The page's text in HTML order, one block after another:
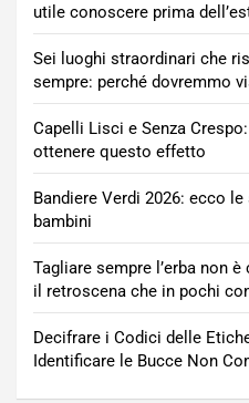
utile conoscere prima
Sei luoghi straordinari che
sempre: perché dovremmo
Capelli Lisci e Senza
ottenere questo effetto
Bandiere Verdi 2026: ecco
bambini
Tagliare sempre l’erba non
il retroscena che in pochi
Decifrare i Codici delle
Identificare le Bucce Non